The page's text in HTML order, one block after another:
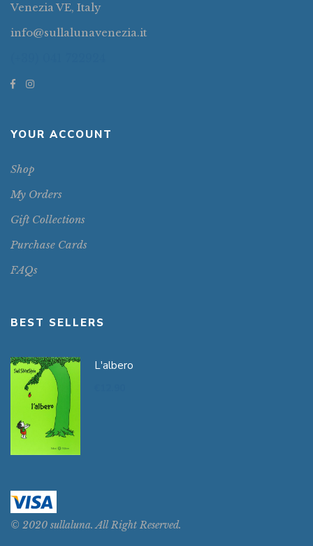
Venezia VE, Italy
info@sullalunavenezia.it
YOUR ACCOUNT
Shop
My Orders
Gift Collections
Purchase Cards
FAQs
BEST SELLERS
L'albero
© 2020 sullaluna. All Right Reserved.